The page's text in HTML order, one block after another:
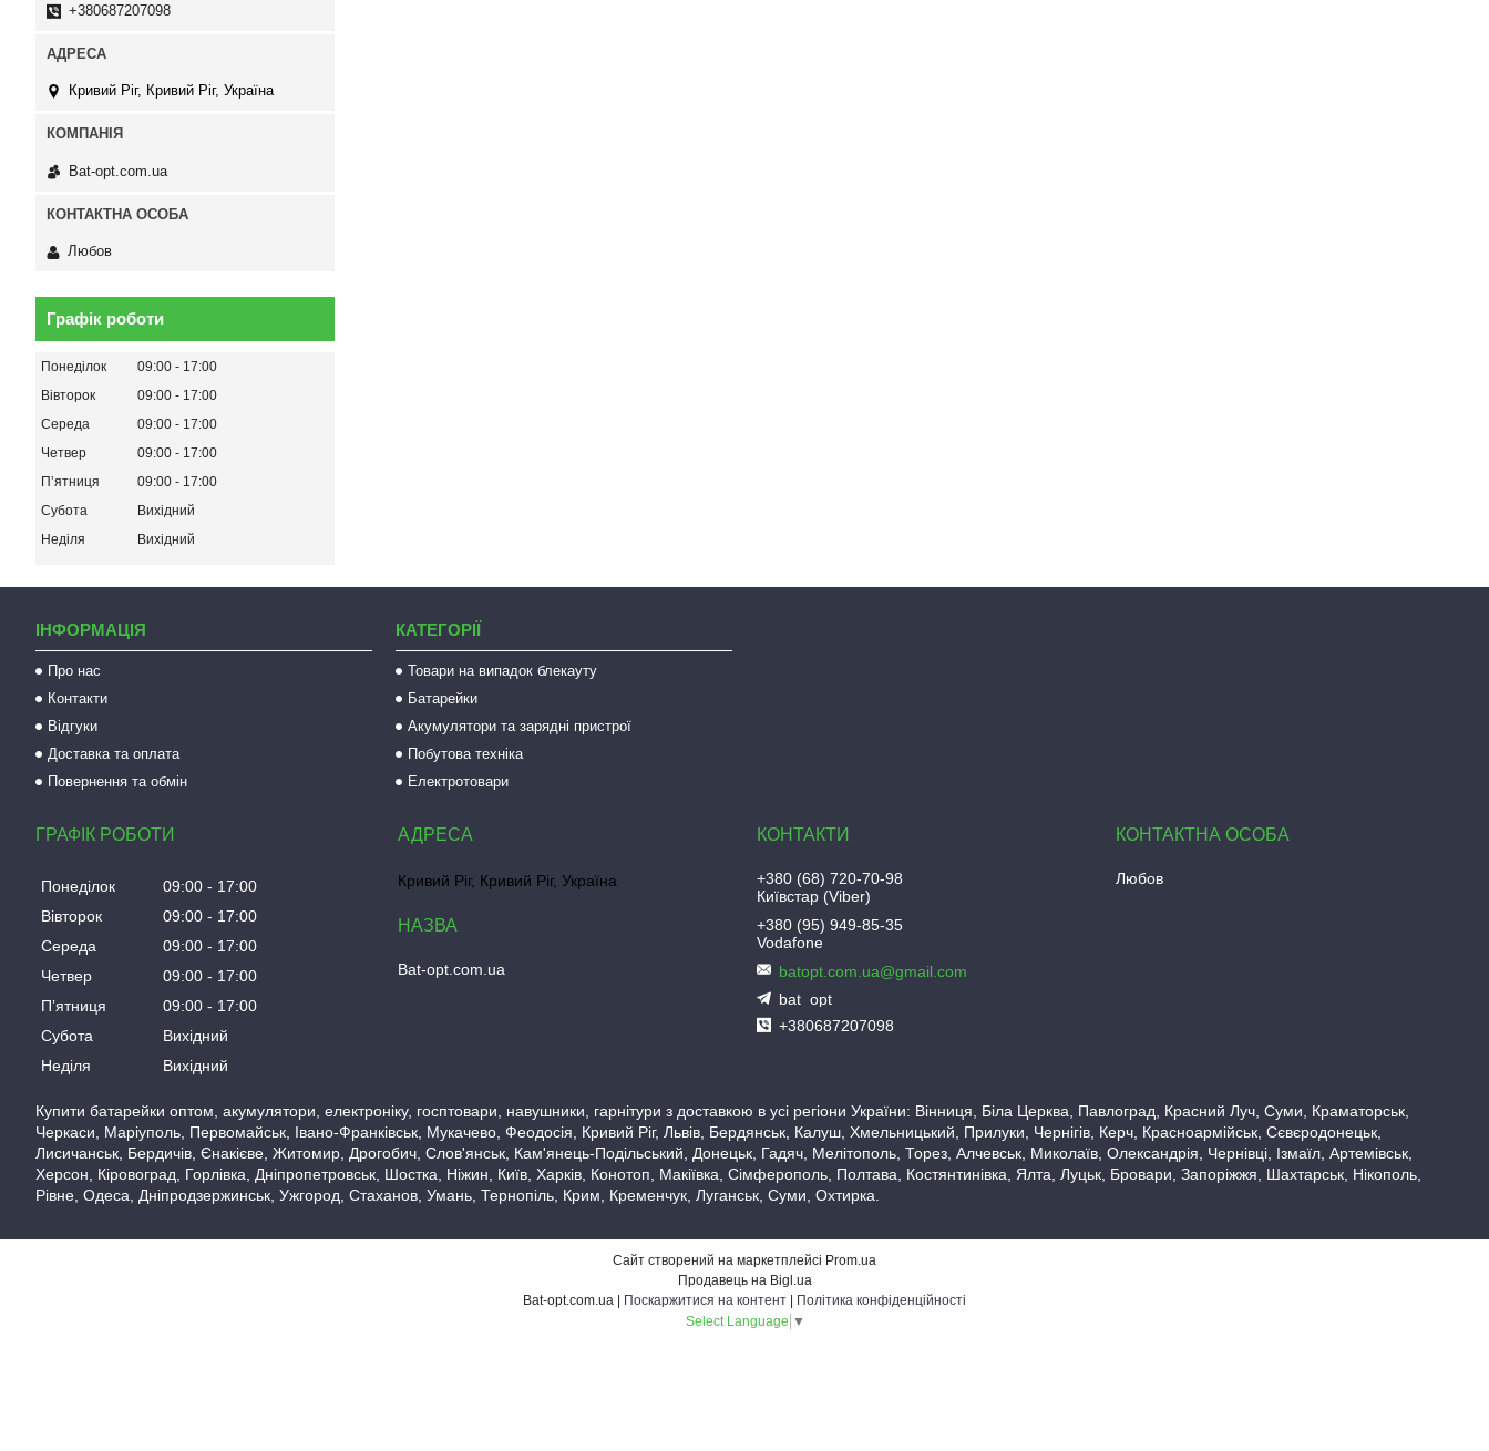
+380687207098
Кривий Ріг, Кривий Ріг, Україна
Bat-opt.com.ua
Любов
Графік роботи
Понеділок 09:00
17:00
Вівторок
09:00
17:00
Середа
09:00
17:00
Четвер
09:00
17:00
Пʼятниця
09:00
17:00
Субота
Вихідний
Неділя
Вихідний
ІНФОРМАЦІЯ
Про нас
Контакти
Відгуки
Доставка та оплата
Повернення та обмін
КАТЕГОРІЇ
Товари на випадок блекауту
Батарейки
Акумулятори та зарядні пристрої
Побутова техніка
Електротовари
ГРАФІК РОБОТИ
Понеділок 09:00
17:00
Вівторок
09:00
17:00
Середа
09:00
17:00
Четвер
09:00
17:00
Пʼятниця
09:00
17:00
Субота
Вихідний
Неділя
Вихідний
Кривий Ріг, Кривий Ріг, Україна
Bat-opt.com.ua
+380 (68) 720-70-98
Київстар (Viber)
+380 (95) 949-85-35
Vodafone
batopt.com.ua@gmail.com
bat_opt
+380687207098
Любов
Купити батарейки оптом, акумулятори, електроніку, госптовари, навушники, гарнітури з доставкою в усі регіони України: Вінниця, Біла Церква, Павлоград, Красний Луч, Суми, Краматорськ,
Черкаси, Маріуполь, Первомайськ, Івано-Франківськ, Мукачево, Феодосія, Кривий Ріг, Львів, Бердянськ, Калуш, Хмельницький, Прилуки, Чернігів, Керч, Красноармійськ, Сєвєродонецьк,
Лисичанськ, Бердичів, Єнакієве, Житомир, Дрогобич, Слов'янськ, Кам'янець-Подільський, Донецьк, Гадяч, Мелітополь, Торез, Алчевськ, Миколаїв, Олександрія, Чернівці, Ізмаїл, Артемівськ,
Херсон, Кіровоград, Горлівка, Дніпропетровськ, Шостка, Ніжин, Київ, Харків, Конотоп, Макіївка, Сімферополь, Полтава, Костянтинівка, Ялта, Луцьк, Бровари, Запоріжжя, Шахтарськ, Нікополь,
Рівне, Одеса, Дніпродзержинськ, Ужгород, Стаханов, Умань, Тернопіль, Крим, Кременчук, Луганськ, Суми, Охтирка.
Сайт створений на маркетплейсі Prom.ua
Продавець на Bigl.ua
Поскаржитися на контент
Політика конфіденційності
Select Language ▼